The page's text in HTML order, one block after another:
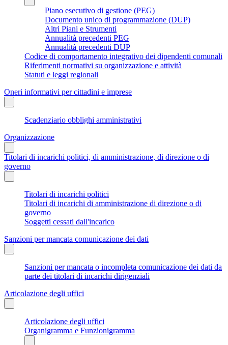
Piano esecutivo di gestione (PEG)
Documento unico di programmazione (DUP)
Altri Piani e Strumenti
Annualità precedenti PEG
Annualità precedenti DUP
Codice di comportamento integrativo dei dipendenti comunali
Riferimenti normativi su organizzazione e attività
Statuti e leggi regionali
Oneri informativi per cittadini e imprese
Scadenziario obblighi amministrativi
Organizzazione
Titolari di incarichi politici, di amministrazione, di direzione o di
governo
Titolari di incarichi politici
Titolari di incarichi di amministrazione di direzione o di
governo
Soggetti cessati dall'incarico
Sanzioni per mancata comunicazione dei dati
Sanzioni per mancata o incompleta comunicazione dei dati da
parte dei titolari di incarichi dirigenziali
Articolazione degli uffici
Articolazione degli uffici
Organigramma e Funzionigramma